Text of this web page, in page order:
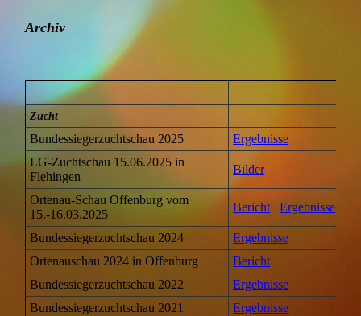
Archiv
Zucht
Bundessiegerzuchtschau 2025
Ergebnisse
LG-Zuchtschau 15.06.2025 in
Flehingen
Bilder
Ortenau-Schau Offenburg vom
15.-16.03.2025
Bericht Ergebnisse
Bundessiegerzuchtschau 2024
Ergebnisse
Ortenauschau 2024 in Offenburg
Bericht
Bundessiegerzuchtschau 2022
Ergebnisse
Bundessiegerzuchtschau 2021
Ergebnisse